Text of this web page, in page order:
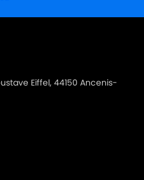
Eiffel, 44150 Ancenis-